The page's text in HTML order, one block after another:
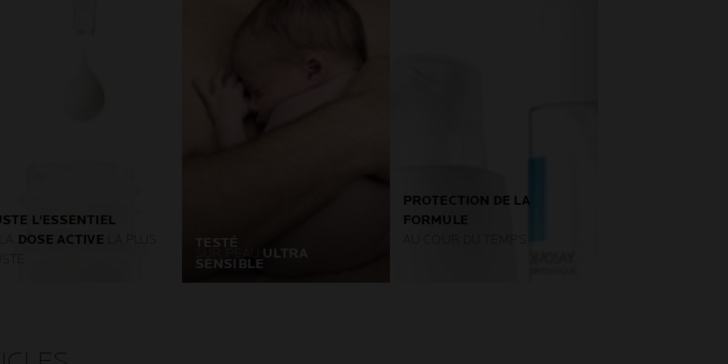
L'ESSENTIEL
DOSE ACTIVE
nécessaires à la
TESTÉ
ULTRA
SENSIBLE
PROTECTION DE LA
FORMULE